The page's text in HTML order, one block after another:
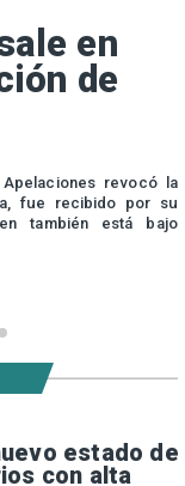
en
de
revocó la
fue recibido por su
también está bajo
estado de
con alta